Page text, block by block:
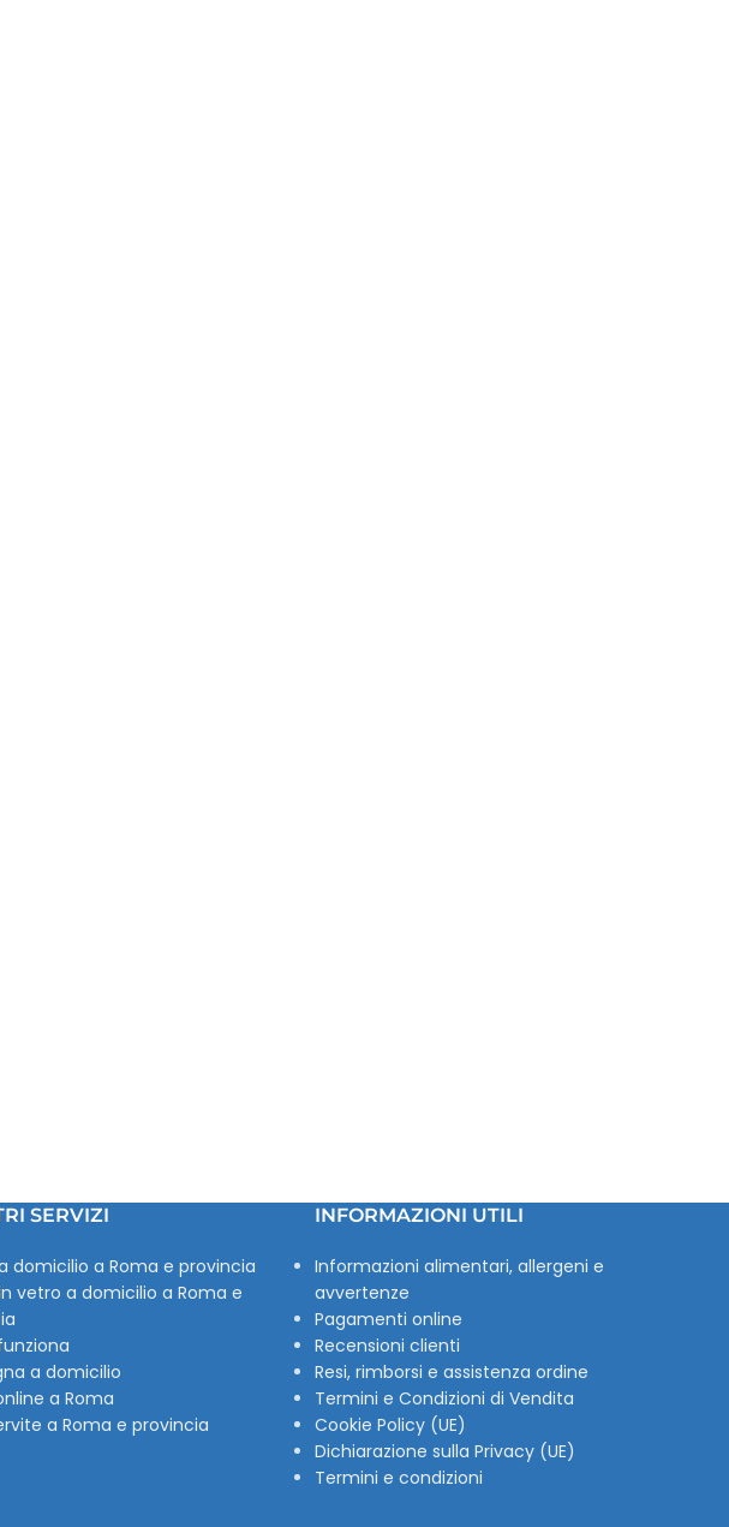
SERVIZI
domicilio a Roma e provincia
vetro a domicilio a Roma e
a domicilio
a Roma
a Roma e provincia
INFORMAZIONI UTILI
Informazioni alimentari, allergeni e
avvertenze
Pagamenti online
Recensioni clienti
Resi, rimborsi e assistenza ordine
Termini e Condizioni di Vendita
Cookie Policy (UE)
Dichiarazione sulla Privacy (UE)
Termini e condizioni